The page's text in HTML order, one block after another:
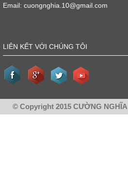
Email: cuongnghia.10@gmail.com
LIÊN KẾT VỚI CHÚNG TÔI
© Copyright 2015 CƯỜNG NGHĨA